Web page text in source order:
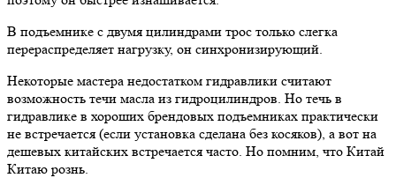
В подъемнике с двумя цилиндрами трос только слегка
перераспределяет нагрузку, он синхронизирующий.
Некоторые мастера недостатком гидравлики считают
возможность течи масла из гидроцилиндров. Но течь в
гидравлике в хороших брендовых подъемниках практически
не встречается (если установка сделана без косяков), а вот на
дешевых китайских встречается часто. Но помним, что Китай
Китаю рознь.